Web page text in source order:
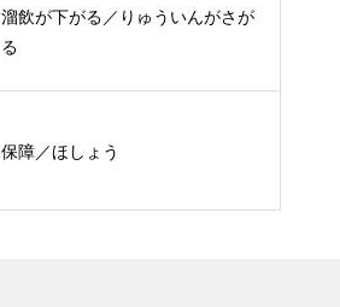
溜飲が下がる／りゅういんがさが
る
保障／ほしょう